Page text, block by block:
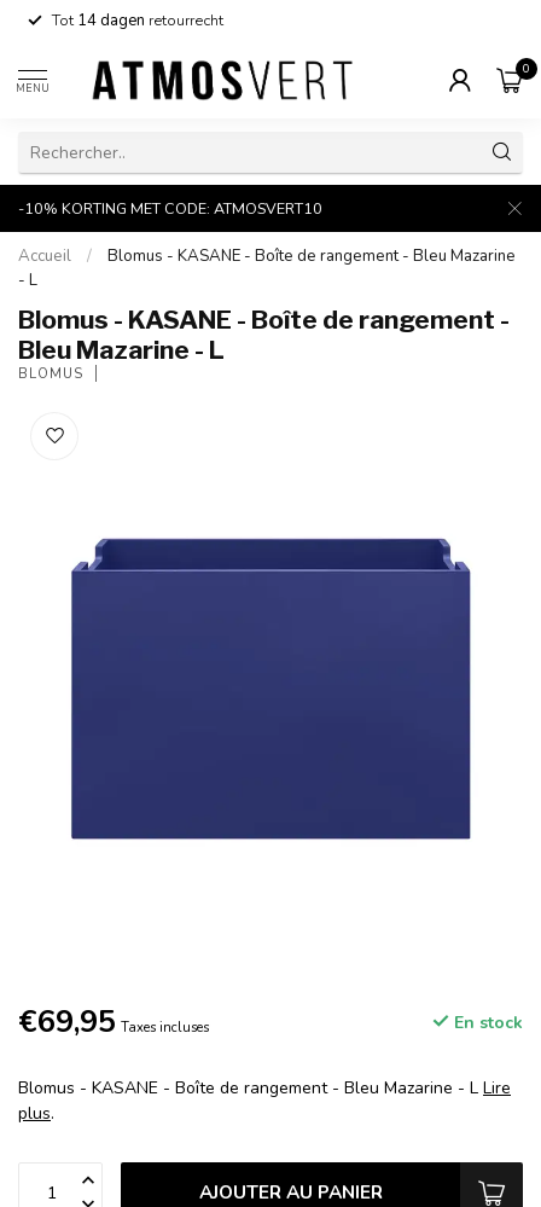
Tot14 dagen retourrecht
MENU
0
-10% KORTING MET CODE: ATMOSVERT10
Accueil /
Blomus - KASANE - Boîte de rangement - Bleu Mazarine
- L
Blomus - KASANE - Boîte de rangement -
Bleu Mazarine - L
BLOMUS
€69,95 Taxes incluses En stock
Blomus - KASANE - Boîte de rangement - Bleu Mazarine - L Lire
plus.
AJOUTER AU PANIER